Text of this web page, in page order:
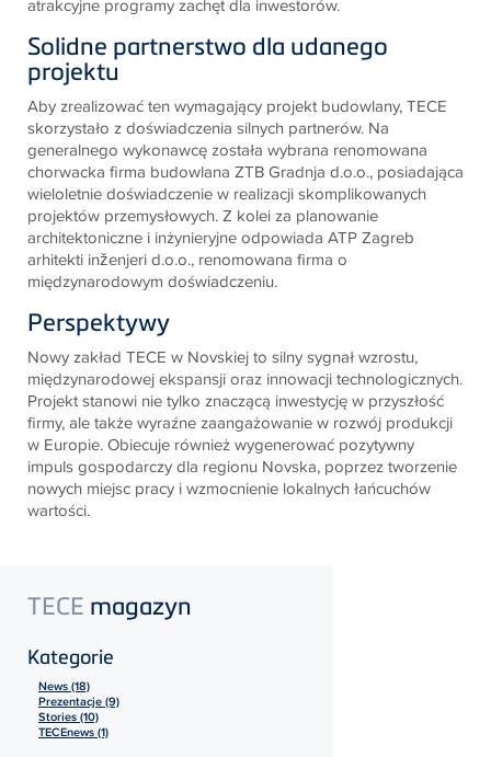
Solidne partnerstwo dla udanego
projektu
Aby zrealizować ten wymagający projekt budowlany,TECE
skorzystało z doświadczenia silnych partnerów. Na
generalnego wykonawcę została wybrana renomowana
chorwacka firma budowlana ZTB Gradnja d.o.o., posiadająca
wieloletnie doświadczenie w realizacji skomplikowanych
projektów przemysłowych. Z kolei za planowanie
architektoniczne i inżynieryjne odpowiada ATP Zagreb
arhitekti inženjeri d.o.o., renomowana firma o
międzynarodowym doświadczeniu.
Perspektywy
Nowy zakład TECE w Novskiej to silny sygnał wzrostu,
międzynarodowej ekspansji oraz innowacji technologicznych.
Projekt stanowi nie tylko znaczącą inwestycję w przyszłość
firmy, ale także wyraźne zaangażowanie w rozwój produkcji
w Europie. Obiecuje również wygenerować pozytywny
impuls gospodarczy dla regionu Novska, poprzez tworzenie
nowych miejsc pracy i wzmocnienie lokalnych łańcuchów
wartości.
TECE magazyn
Kategorie
News (18)
Prezentacje (9)
Stories (10)
TECEnews (1)